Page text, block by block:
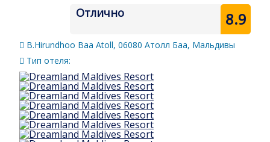
Отлично 8.9
B.Hirundhoo Baa Atoll, 06080 Атолл Баа, Мальдивы
Тип отеля: